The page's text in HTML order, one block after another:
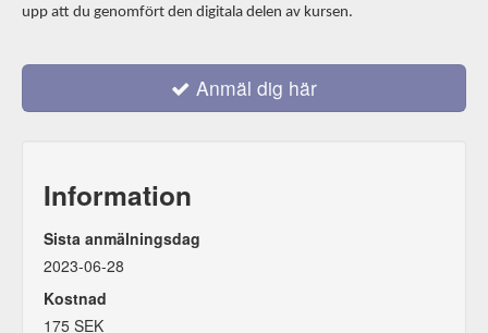
upp att du genomfört den digitala delen av kursen.
Anmäl dig här
Information
Sista anmälningsdag
2023-06-28
Kostnad
175 SEK